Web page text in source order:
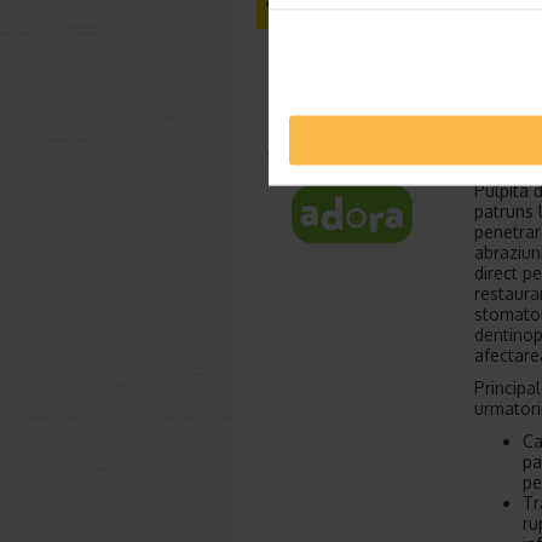
Pulpita
patruns
direct